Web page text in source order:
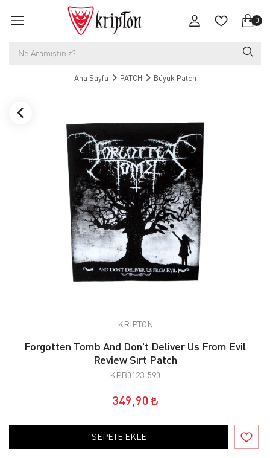
0
Ana Sayfa PATCH Büyük Patch
KRIPTON
Forgotten Tomb And Don't Deliver Us From Evil
Review Sırt Patch
KPB0123-590
349,90
SEPETE EKLE